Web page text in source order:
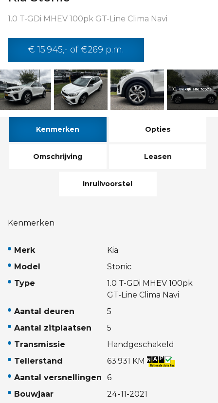
1.0 T-GDi MHEV 100pk GT-Line Clima Navi
€ 15.945,- of €269 p.m.
Bekijk alle foto’s
Kenmerken Opties
Omschrijving Leasen
Inruilvoorstel
Kenmerken
Merk
Kia
Model
Stonic
Type
1.0 T-GDi MHEV 100pk
GT-Line Clima Navi
Aantal deuren
5
Aantal zitplaatsen
5
Transmissie
Handgeschakeld
Tellerstand
63.931 KM
Aantal versnellingen
6
Bouwjaar
24-11-2021